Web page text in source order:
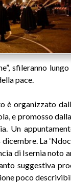
sfileranno
pace.
è organizzato
e promosso
Un
La
di Isernia noto
suggestiva
poco